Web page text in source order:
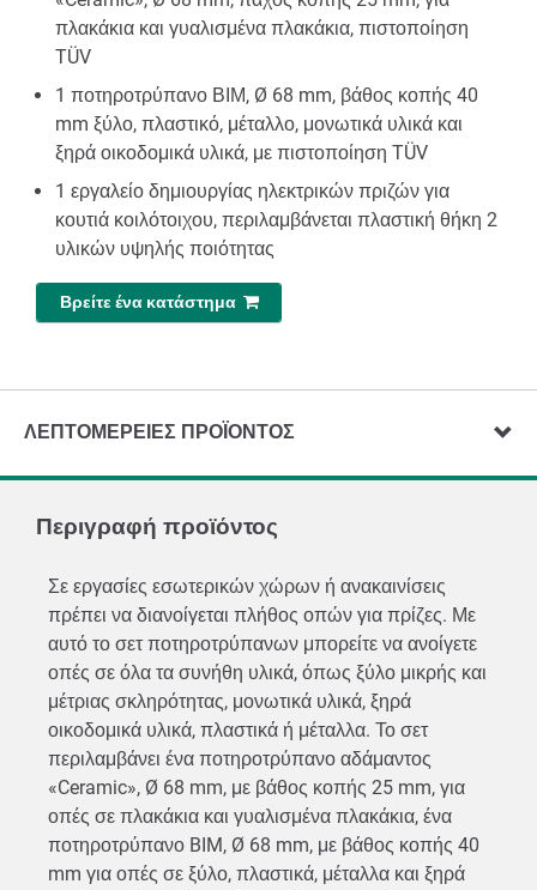
πλακάκια και γυαλισμένα πλακάκια, πιστοποίηση
TÜV
1 ποτηροτρύπανο ΒΙΜ, Ø 68 mm, βάθος κοπής 40
mm ξύλο, πλαστικό, μέταλλο, μονωτικά υλικά και
ξηρά οικοδομικά υλικά, με πιστοποίηση TÜV
1 εργαλείο δημιουργίας ηλεκτρικών πριζών για
κουτιά κοιλότοιχου, περιλαμβάνεται πλαστική θήκη 2
υλικών υψηλής ποιότητας
Βρείτε ένα κατάστημα
ΛΕΠΤΟΜΈΡΕΙΕΣ ΠΡΟΪΌΝΤΟΣ
Περιγραφή προϊόντος
Σε εργασίες εσωτερικών χώρων ή ανακαινίσεις
πρέπει να διανοίγεται πλήθος οπών για πρίζες. Με
αυτό το σετ ποτηροτρύπανων μπορείτε να ανοίγετε
οπές σε όλα τα συνήθη υλικά, όπως ξύλο μικρής και
μέτριας σκληρότητας, μονωτικά υλικά, ξηρά
οικοδομικά υλικά, πλαστικά ή μέταλλα. Το σετ
περιλαμβάνει ένα ποτηροτρύπανο αδάμαντος
«Ceramic», Ø 68 mm, με βάθος κοπής 25 mm, για
οπές σε πλακάκια και γυαλισμένα πλακάκια, ένα
ποτηροτρύπανο BIM, Ø 68 mm, με βάθος κοπής 40
mm για οπές σε ξύλο, πλαστικά, μέταλλα και ξηρά